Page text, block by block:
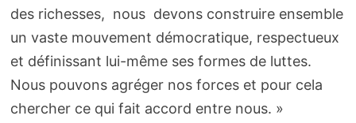
des richesses, nous devons construire ensemble
un vaste mouvement démocratique, respectueux
et définissant lui-même ses formes de luttes.
Nous pouvons agréger nos forces et pour cela
chercher ce qui fait accord entre nous. »